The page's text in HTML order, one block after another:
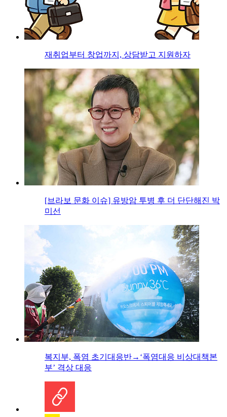
재취업부터 창업까지, 상담받고 지원하자
[브라보 문화 이슈] 유방암 투병 후 더 단단해진 박
미선
복지부, 폭염 초기대응반→‘폭염대응 비상대책본
부’ 격상 대응